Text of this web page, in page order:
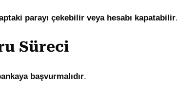
parayı çekebilir veya hesabı kapatabilir.
Süreci
başvurmalıdır.